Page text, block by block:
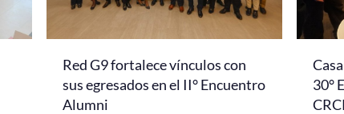
Red G9 fortalece vínculos con
sus egresados en el II° Encuentro
Alumni
30°